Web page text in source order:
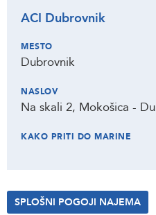
ACI Dubrovnik
MESTO
Dubrovnik
NASLOV
Na skali 2, Mokošica -
KAKO PRITI DO MARINE
SPLOŠNI POGOJI NAJEMA